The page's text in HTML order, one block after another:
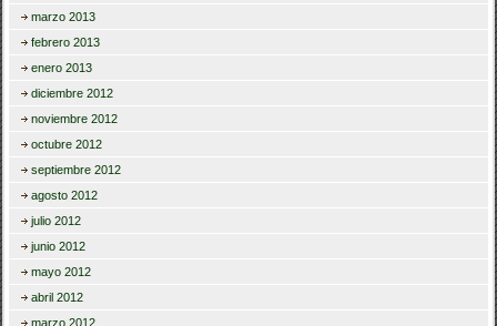
marzo 2013
febrero 2013
enero 2013
diciembre 2012
noviembre 2012
octubre 2012
septiembre 2012
agosto 2012
julio 2012
junio 2012
mayo 2012
abril 2012
marzo 2012